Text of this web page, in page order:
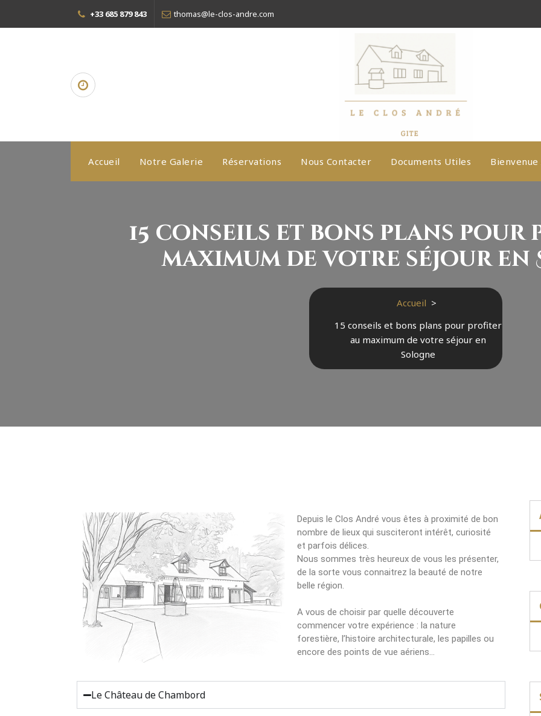
+33 685 879 843 thomas@le-clos-andre.com
Accueil Notre Galerie Réservations Nous Contacter Documents Utiles Bienvenue
15 conseils et bons plans
maximum de votre séjour
Accueil >
15 conseils et bons plans pour profiter
au maximum de votre séjour en
Sologne
Depuis le Clos André vous êtes à proximité de bon
nombre de lieux qui susciteront intérêt, curiosité
et parfois délices.
Nous sommes très heureux de vous les présenter,
de la sorte vous connaitrez la beauté de notre
belle région.
A vous de choisir par quelle découverte
commencer votre expérience : la nature
forestière, l’histoire architecturale, les papilles ou
encore des points de vue aériens…
Le Château de Chambord